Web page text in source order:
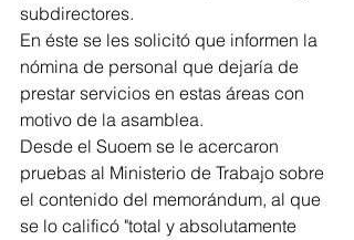
subdirectores.
En éste se les solicitó que informen la
nómina de personal que dejaría de
prestar servicios en estas áreas con
motivo de la asamblea.
Desde el Suoem se le acercaron
pruebas al Ministerio de Trabajo sobre
el contenido del memorándum, al que
se lo calificó "total y absolutamente